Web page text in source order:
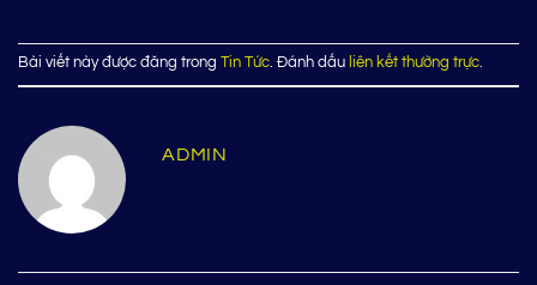
Bài viết này được đăng trong Tin Tức. Đánh dấu liên kết thường trực.
ADMIN